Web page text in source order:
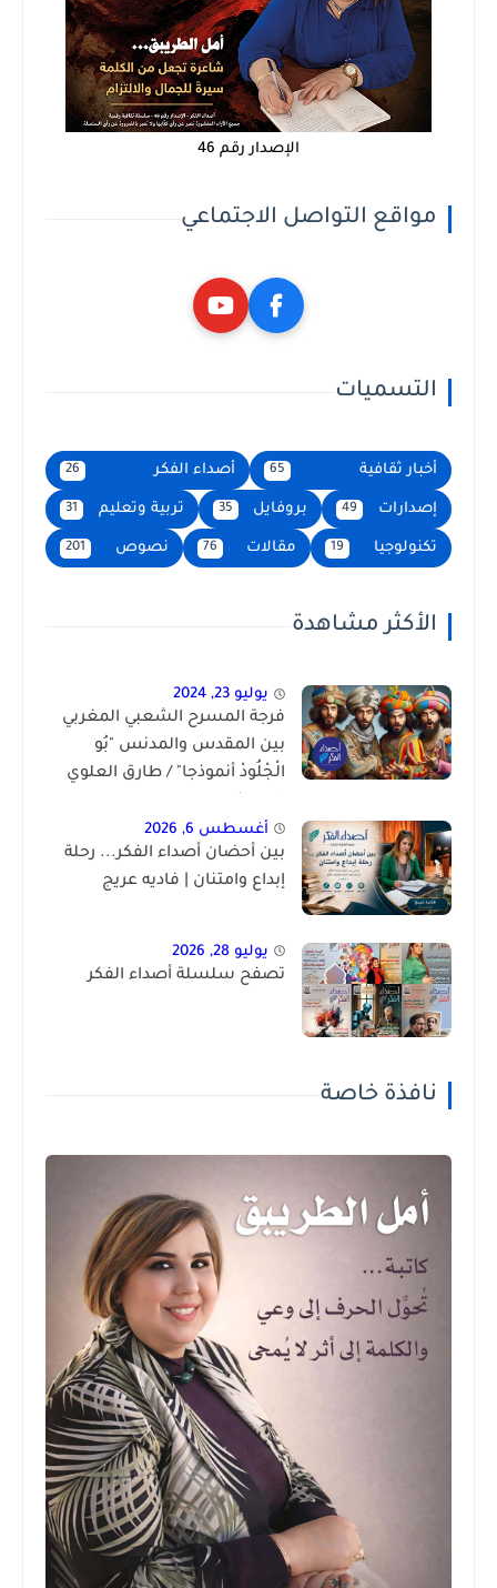
الإصدار رقم 46
مواقع التواصل الاجتماعي
التسميات
أخبار ثقافية 65 أصداء الفكر 26
إصدارات 49 بروفايل 35 تربية وتعليم 31
تكنولوجيا 19 مقالات 76 نصوص 201
الأكثر مشاهدة
يوليو 23, 2024
فرجة المسرح الشعبي المغربي
بين المقدس والمدنس "بُو
الْجْلُودْ أنموذجا" / طارق العلوي
أغسطس 6, 2026
بين أحضان أصداء الفكر... رحلة
إبداع وامتنان | فاديه عريج
يوليو 28, 2026
تصفح سلسلة أصداء الفكر
نافذة خاصة